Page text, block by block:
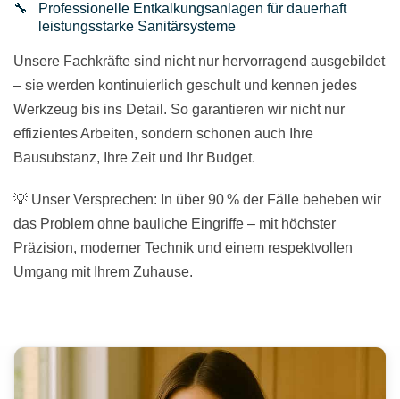
Professionelle Entkalkungsanlagen für dauerhaft
leistungsstarke Sanitärsysteme
Unsere Fachkräfte sind nicht nur hervorragend ausgebildet
– sie werden kontinuierlich geschult und kennen jedes
Werkzeug bis ins Detail. So garantieren wir nicht nur
effizientes Arbeiten, sondern schonen auch Ihre
Bausubstanz, Ihre Zeit und Ihr Budget.
💡 Unser Versprechen: In über 90 % der Fälle beheben wir
das Problem ohne bauliche Eingriffe – mit höchster
Präzision, moderner Technik und einem respektvollen
Umgang mit Ihrem Zuhause.